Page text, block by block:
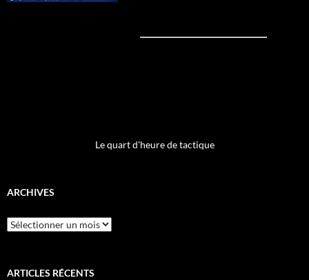
Le quart d'heure de tactique
ARCHIVES
Archives
ARTICLES RÉCENTS